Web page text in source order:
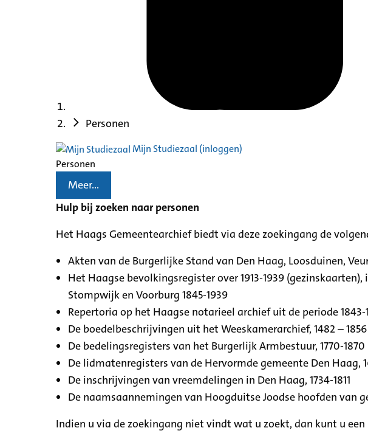
Personen
Mijn Studiezaal (inloggen)
Personen
Meer...
Hulp bij zoeken naar personen
Het Haags Gemeentearchief biedt via deze zoekingang de
Akten van de Burgerlijke Stand van Den Haag, Loosduinen,
Het Haagse bevolkingsregister over 1913-1939
Stompwijk en Voorburg 1845-1939
Repertoria op het Haagse notarieel archief uit de periode 1843-
De boedelbeschrijvingen uit het Weeskamerarchief, 1482 – 1856
De bedelingsregisters van het Burgerlijk Armbestuur, 1770-1870
De lidmatenregisters van de Hervormde gemeente Den Haag,
De inschrijvingen van vreemdelingen in Den Haag, 1734-1811
De naamsaannemingen van Hoogduitse Joodse hoofden van
Indien u via de zoekingang niet vindt wat u zoekt, dan kunt u een